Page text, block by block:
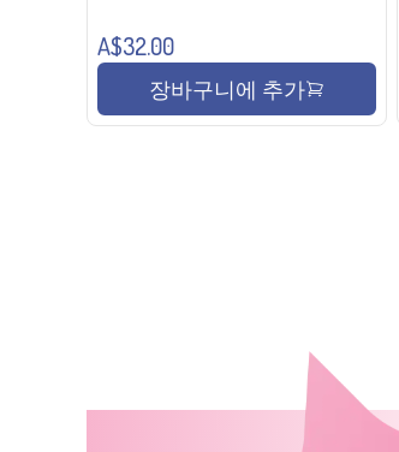
A$32.00
장바구니에 추가